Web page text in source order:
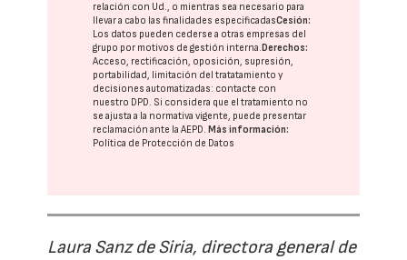
relación con Ud., o mientras sea necesario para
llevar a cabo las finalidades especificadasCesión:
Los datos pueden cederse a otras empresas del
grupo por motivos de gestión interna.Derechos:
Acceso, rectificación, oposición, supresión,
portabilidad, limitación del tratatamiento y
decisiones automatizadas: contacte con
nuestro DPD. Si considera que el tratamiento no
se ajusta a la normativa vigente, puede presentar
reclamación ante laAEPD.Más información:
Política de Protección de Datos
Laura Sanz de Siria, directora general de